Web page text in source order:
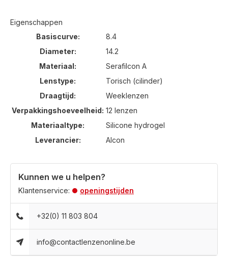
Eigenschappen
Basiscurve:
8.4
Diameter:
14.2
Materiaal:
Serafilcon A
Lenstype:
Torisch (cilinder)
Draagtijd:
Weeklenzen
Verpakkingshoeveelheid: 12 lenzen
Materiaaltype:
Silicone hydrogel
Leverancier:
Alcon
Kunnen we u helpen?
Klantenservice: openingstijden
+32(0) 11 803 804
info@contactlenzenonline.be